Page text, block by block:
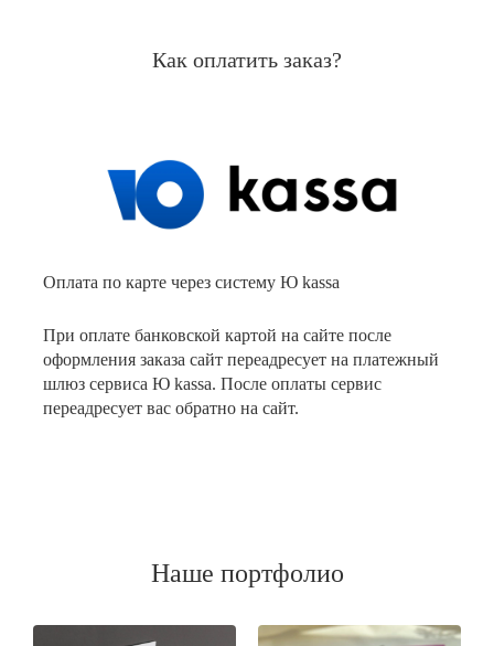
Как оплатить заказ?
Оплата по карте через систему Ю kassa
При оплате банковской картой на сайте после
оформления заказа сайт переадресует на платежный
шлюз сервиса Ю kassa. После оплаты сервис
переадресует вас обратно на сайт.
Наше портфолио